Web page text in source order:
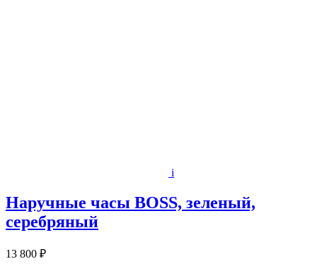
i
Наручные часы BOSS, зеленый,
серебряный
13 800 ₽